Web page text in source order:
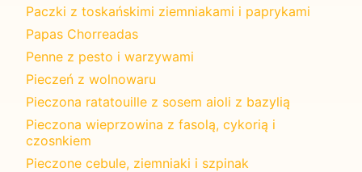
Paczki z toskańskimi ziemniakami i paprykami
Papas Chorreadas
Penne z pesto i warzywami
Pieczeń z wolnowaru
Pieczona ratatouille z sosem aioli z bazylią
Pieczona wieprzowina z fasolą, cykorią i
czosnkiem
Pieczone cebule, ziemniaki i szpinak